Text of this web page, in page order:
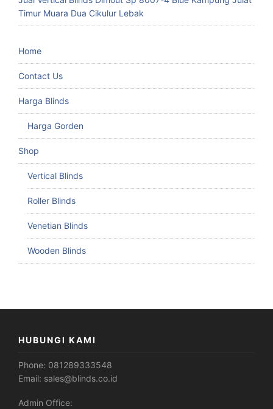
Timur Muara Dua Cikulur Lebak
Home
Contact Us
Harga Blinds
Harga Gorden
Shop
Vertical Blinds
Roller Blinds
Venetian Blinds
Wooden Blinds
HUBUNGI KAMI
Phone: 081289333548
Email: sales@blinds.co.id
Admin Office: